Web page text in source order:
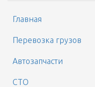
Главная
Перевозка грузов
Автозапчасти
СТО